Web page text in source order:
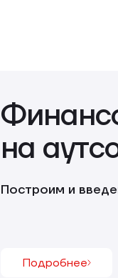
на
Построим и
Подробнее